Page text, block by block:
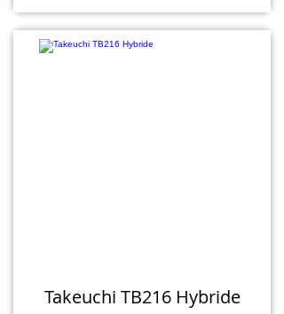
Takeuchi TB216 Hybride